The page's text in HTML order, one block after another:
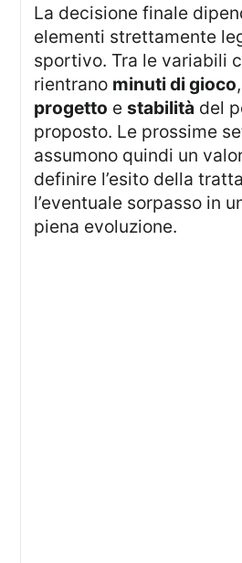
La decisione finale dipenderà da
elementi strettamente
sportivo. Tra le variabili
rientrano minuti di gioco
progetto estabilità del
proposto. Le prossime
assumono quindi un
definire l’esito della
l’eventuale sorpasso in
piena evoluzione.